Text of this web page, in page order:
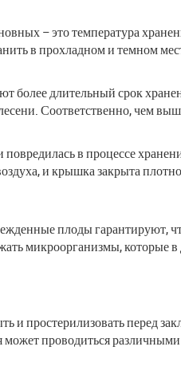
– это температура
в прохладном и темном
более длительный срок
Соответственно, чем
в процессе
и крышка закрыта
плоды гарантируют,
микроорганизмы, которые
и простерилизовать перед
проводиться